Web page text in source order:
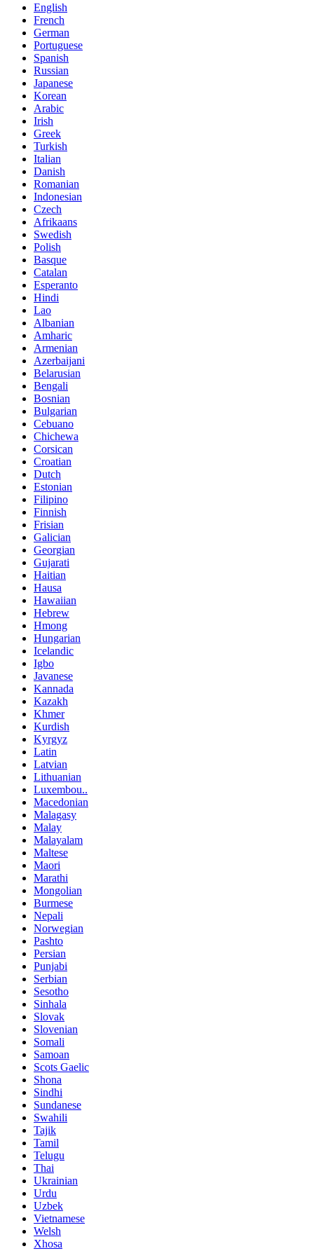
English
French
German
Portuguese
Spanish
Russian
Japanese
Korean
Arabic
Irish
Greek
Turkish
Italian
Danish
Romanian
Indonesian
Czech
Afrikaans
Swedish
Polish
Basque
Catalan
Esperanto
Hindi
Lao
Albanian
Amharic
Armenian
Azerbaijani
Belarusian
Bengali
Bosnian
Bulgarian
Cebuano
Chichewa
Corsican
Croatian
Dutch
Estonian
Filipino
Finnish
Frisian
Galician
Georgian
Gujarati
Haitian
Hausa
Hawaiian
Hebrew
Hmong
Hungarian
Icelandic
Igbo
Javanese
Kannada
Kazakh
Khmer
Kurdish
Kyrgyz
Latin
Latvian
Lithuanian
Luxembou..
Macedonian
Malagasy
Malay
Malayalam
Maltese
Maori
Marathi
Mongolian
Burmese
Nepali
Norwegian
Pashto
Persian
Punjabi
Serbian
Sesotho
Sinhala
Slovak
Slovenian
Somali
Samoan
Scots Gaelic
Shona
Sindhi
Sundanese
Swahili
Tajik
Tamil
Telugu
Thai
Ukrainian
Urdu
Uzbek
Vietnamese
Welsh
Xhosa